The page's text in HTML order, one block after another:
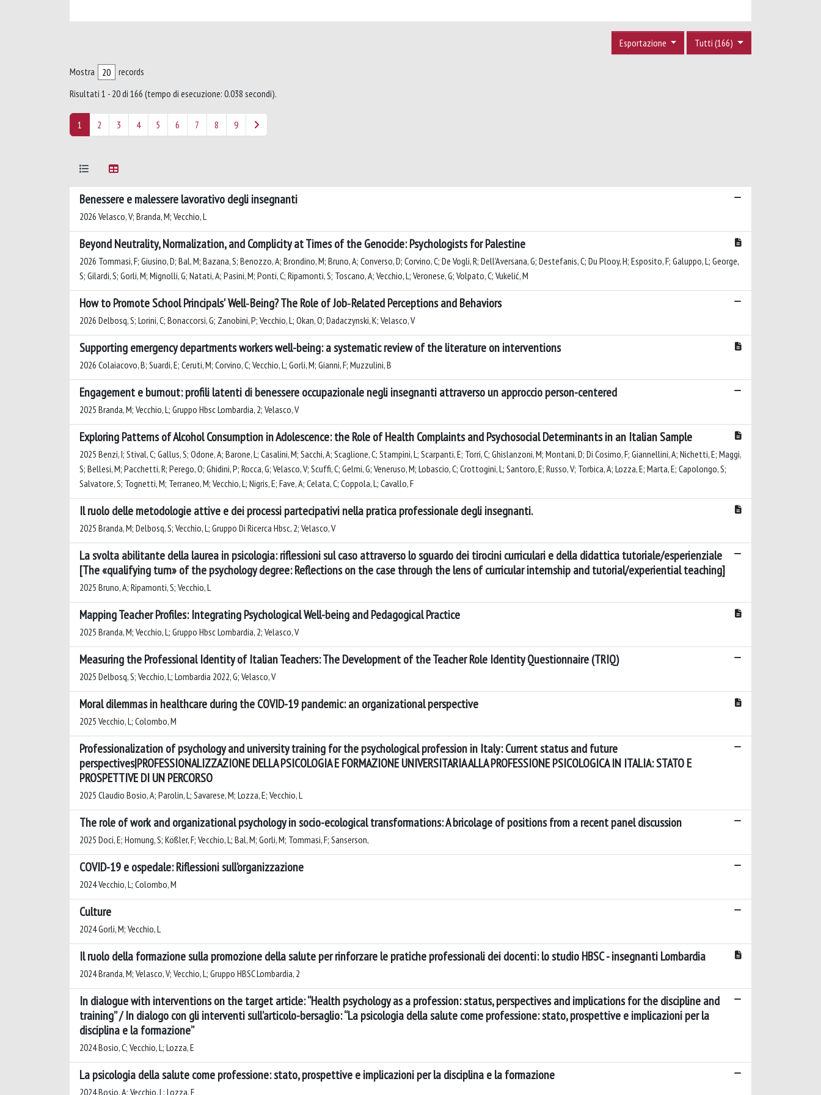
Tutti (166)
Esportazione
Mostra
records
Risultati 1 - 20 di 166 (tempo di esecuzione: 0.038 secondi).
1 2 3 4 5 6 7 8 9
Benessere e malessere lavorativo degli insegnanti
2026 Velasco, V; Branda, M; Vecchio, L
Beyond Neutrality, Normalization, and Complicity at Times of the Genocide: Psychologists for Palestine
2026 Tommasi, F; Giusino, D; Bal, M; Bazana, S; Benozzo, A; Brondino, M; Bruno, A; Converso, D; Corvino, C; De Vogli, R; Dell'Aversana, G; Destefanis, C; Du Plooy, H; Esposito, F; Galuppo, L; George,
S; Gilardi, S; Gorli, M; Mignolli, G; Natati, A; Pasini, M; Ponti, C; Ripamonti, S; Toscano, A; Vecchio, L; Veronese, G; Volpato, C; Vukelić, M
How to Promote School Principals' Well‐Being? The Role of Job‐Related Perceptions and Behaviors
2026 Delbosq, S; Lorini, C; Bonaccorsi, G; Zanobini, P; Vecchio, L; Okan, O; Dadaczynski, K; Velasco, V
Supporting emergency departments workers well-being: a systematic review of the literature on interventions
2026 Colaiacovo, B; Suardi, E; Ceruti, M; Corvino, C; Vecchio, L; Gorli, M; Gianni, F; Muzzulini, B
Engagement e burnout: profili latenti di benessere occupazionale negli insegnanti attraverso un approccio person-centered
2025 Branda, M; Vecchio, L; Gruppo Hbsc Lombardia, 2; Velasco, V
Exploring Patterns of Alcohol Consumption in Adolescence: the Role of Health Complaints and Psychosocial Determinants in an Italian Sample
2025 Benzi, I; Stival, C; Gallus, S; Odone, A; Barone, L; Casalini, M; Sacchi, A; Scaglione, C; Stampini, L; Scarpanti, E; Torri, C; Ghislanzoni, M; Montani, D; Di Cosimo, F; Giannellini, A; Nichetti, E; Maggi,
S; Bellesi, M; Pacchetti, R; Perego, O; Ghidini, P; Rocca, G; Velasco, V; Scuffi, C; Gelmi, G; Veneruso, M; Lobascio, C; Crottogini, L; Santoro, E; Russo, V; Torbica, A; Lozza, E; Marta, E; Capolongo, S;
Salvatore, S; Tognetti, M; Terraneo, M; Vecchio, L; Nigris, E; Fave, A; Celata, C; Coppola, L; Cavallo, F
Il ruolo delle metodologie attive e dei processi partecipativi nella pratica professionale degli insegnanti.
2025 Branda, M; Delbosq, S; Vecchio, L; Gruppo Di Ricerca Hbsc, 2; Velasco, V
La svolta abilitante della laurea in psicologia: riflessioni sul caso attraverso lo sguardo dei tirocini curriculari e della didattica tutoriale/esperienziale
[The «qualifying turn» of the psychology degree: Reflections on the case through the lens of curricular internship and tutorial/experiential teaching]
2025 Bruno, A; Ripamonti, S; Vecchio, L
Mapping Teacher Profiles: Integrating Psychological Well-being and Pedagogical Practice
2025 Branda, M; Vecchio, L; Gruppo Hbsc Lombardia, 2; Velasco, V
Measuring the Professional Identity of Italian Teachers: The Development of the Teacher Role Identity Questionnaire (TRIQ)
2025 Delbosq, S; Vecchio, L; Lombardia 2022, G; Velasco, V
Moral dilemmas in healthcare during the COVID-19 pandemic: an organizational perspective
2025 Vecchio, L; Colombo, M
Professionalization of psychology and university training for the psychological profession in Italy: Current status and future
perspectives|PROFESSIONALIZZAZIONE DELLA PSICOLOGIA E FORMAZIONE UNIVERSITARIA ALLA PROFESSIONE PSICOLOGICA IN ITALIA: STATO E
PROSPETTIVE DI UN PERCORSO
2025 Claudio Bosio, A; Parolin, L; Savarese, M; Lozza, E; Vecchio, L
The role of work and organizational psychology in socio-ecological transformations: A bricolage of positions from a recent panel discussion
2025 Doci, E; Hornung, S; Kößler, F; Vecchio, L; Bal, M; Gorli, M; Tommasi, F; Sanserson,
COVID-19 e ospedale: Riflessioni sull’organizzazione
2024 Vecchio, L; Colombo, M
Culture
2024 Gorli, M; Vecchio, L
Il ruolo della formazione sulla promozione della salute per rinforzare le pratiche professionali dei docenti: lo studio HBSC - insegnanti Lombardia
2024 Branda, M; Velasco, V; Vecchio, L; Gruppo HBSC Lombardia, 2
In dialogue with interventions on the target article: “Health psychology as a profession: status, perspectives and implications for the discipline and
training” / In dialogo con gli interventi sull’articolo-bersaglio: “La psicologia della salute come professione: stato, prospettive e implicazioni per la
disciplina e la formazione”
2024 Bosio, C; Vecchio, L; Lozza, E
La psicologia della salute come professione: stato, prospettive e implicazioni per la disciplina e la formazione
2024 Bosio, A; Vecchio, L; Lozza, E